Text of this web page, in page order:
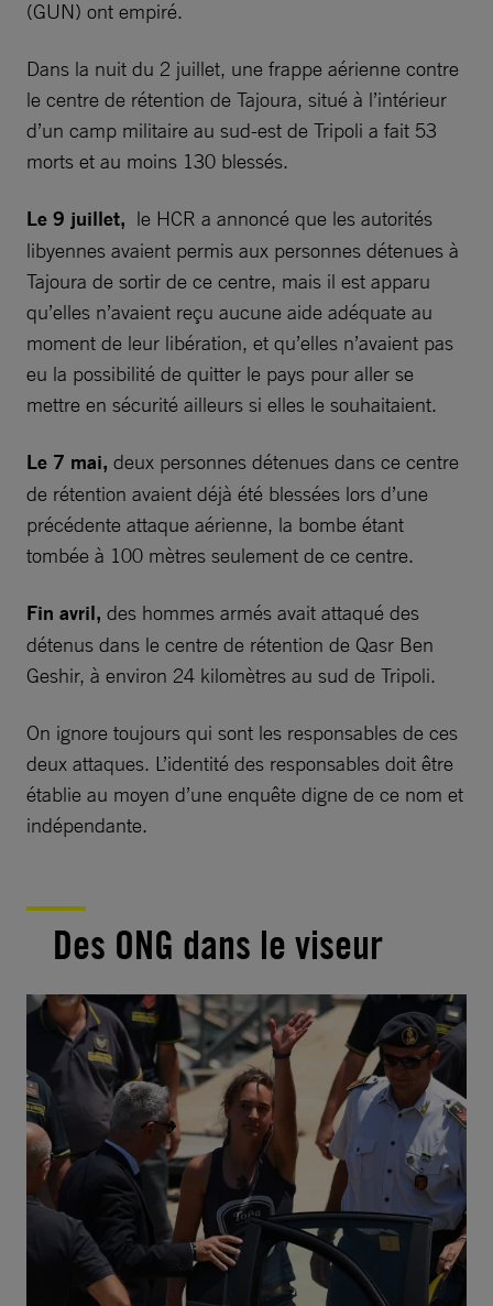
(GUN) ont empiré.
Dans la nuit du 2 juillet, une frappe aérienne contre
le centre de rétention de Tajoura, situé à l’intérieur
d’un camp militaire au sud-est de Tripoli a fait 53
morts et au moins 130 blessés.
Le 9 juillet, le HCR a annoncé que les autorités
libyennes avaient permis aux personnes détenues à
Tajoura de sortir de ce centre, mais il est apparu
qu’elles n’avaient reçu aucune aide adéquate au
moment de leur libération, et qu’elles n’avaient pas
eu la possibilité de quitter le pays pour aller se
mettre en sécurité ailleurs si elles le souhaitaient.
Le 7 mai, deux personnes détenues dans ce centre
de rétention avaient déjà été blessées lors d’une
précédente attaque aérienne, la bombe étant
tombée à 100 mètres seulement de ce centre.
Fin avril, des hommes armés avait attaqué des
détenus dans le centre de rétention de Qasr Ben
Geshir, à environ 24 kilomètres au sud de Tripoli.
On ignore toujours qui sont les responsables de ces
deux attaques. L’identité des responsables doit être
établie au moyen d’une enquête digne de ce nom et
indépendante.
Des ONG dans le viseur